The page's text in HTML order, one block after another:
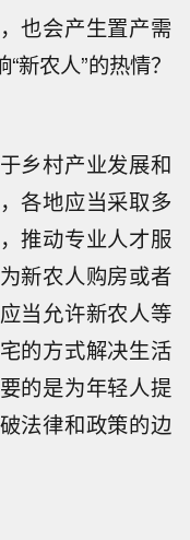
也会产生置产需
新农人”的热情？
乡村产业发展和
各地应当采取多
推动专业人才服
新农人购房或者
当允许新农人等
的方式解决生活
的是为年轻人提
法律和政策的边